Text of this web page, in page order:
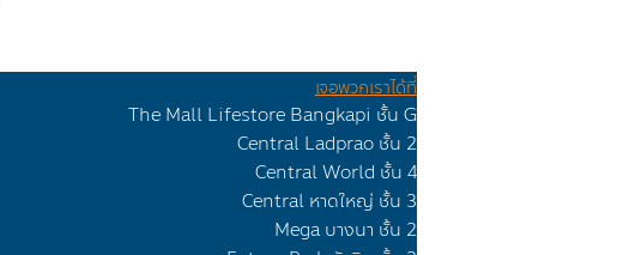
เจอพวกเราได้ที่
The Mall Lifestore Bangkapi ชั้น G
Ceทtral Ladprao ชั้น 2
Central World ชั้น 4
Central หาดใหญ่ ชั้น 3
Mega บางนา ชั้น 2